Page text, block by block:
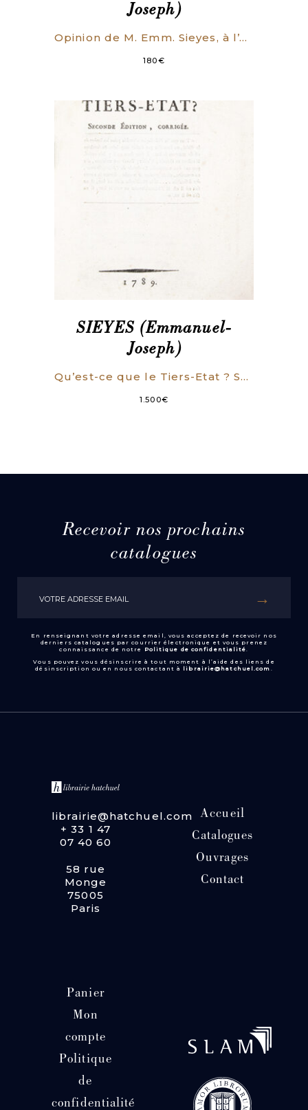
Joseph)
Opinion de M. Emm. Sieyes, à l’Assemblée nationale, le 7 mai 1791; en réponse à la dénonciation de l’Arrêté du Département de Paris, du 11 avril précédent, sur les édifices religieux & la liberté générale des cultes.
180€
SIEYES (Emmanuel-
Joseph)
Qu’est-ce que le Tiers-Etat ? Seconde édition, corrigée.
1.500€
Recevoir nos prochains
catalogues
En renseignant votre adresse email, vous acceptez de recevoir nos
derniers catalogues par courrier électronique et vous prenez
connaissance de notre
Politique de confidentialité.
Vous pouvez vous désinscrire à tout moment à l’aide des liens de
désinscription ou en nous contactant à librairie@hatchuel.com .
librairie@hatchuel.com
+ 33 1 47
07 40 60
58 rue
Monge
75005
Paris
Accueil
Catalogues
Ouvrages
Contact
Panier
Mon
compte
Politique
de
confidentialité